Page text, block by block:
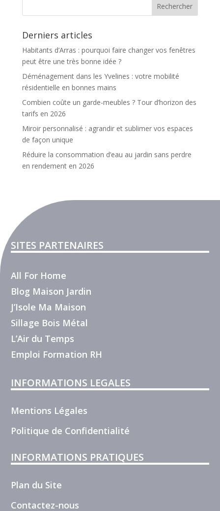
Derniers articles
Habitants d’Arras : pourquoi faire changer vos fenêtres
peut être une très bonne idée ?
Déménagement dans les Yvelines : votre mobilité
résidentielle en bonnes mains
Combien coûte un garde-meubles ? Tour d’horizon des
tarifs en 2026
Miroir personnalisé : agrandir et sublimer vos espaces
de façon unique
Réduire la consommation d’eau au jardin sans perdre
en rendement en 2026
SITES PARTENAIRES
All For Home
Blog Maison Jardin
J’Isole Ma Maison
Sillage Bois Métal
L’Air du Temps
Emploi Formation RH
INFORMATIONS LEGALES
Mentions Légales
Politique de Confidentialité
INFORMATIONS PRATIQUES
Plan du Site
Contactez-nous